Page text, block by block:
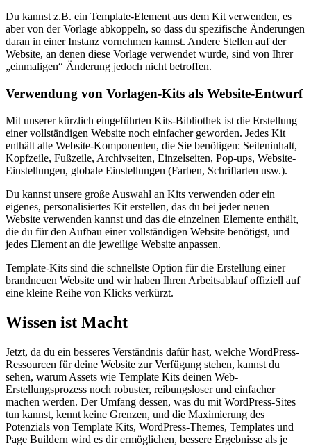
Du kannst z.B. ein Template-Element aus dem Kit verwenden, es
aber von der Vorlage abkoppeln, so dass du spezifische Änderungen
daran in einer Instanz vornehmen kannst. Andere Stellen auf der
Website, an denen diese Vorlage verwendet wurde, sind von Ihrer
„einmaligen“ Änderung jedoch nicht betroffen.
Verwendung von Vorlagen-Kits als Website-Entwurf
Mit unserer kürzlich eingeführten Kits-Bibliothek ist die Erstellung
einer vollständigen Website noch einfacher geworden. Jedes Kit
enthält alle Website-Komponenten, die Sie benötigen: Seiteninhalt,
Kopfzeile, Fußzeile, Archivseiten, Einzelseiten, Pop-ups, Website-
Einstellungen, globale Einstellungen (Farben, Schriftarten usw.).
Du kannst unsere große Auswahl an Kits verwenden oder ein
eigenes, personalisiertes Kit erstellen, das du bei jeder neuen
Website verwenden kannst und das die einzelnen Elemente enthält,
die du für den Aufbau einer vollständigen Website benötigst, und
jedes Element an die jeweilige Website anpassen.
Template-Kits sind die schnellste Option für die Erstellung einer
brandneuen Website und wir haben Ihren Arbeitsablauf offiziell auf
eine kleine Reihe von Klicks verkürzt.
Wissen ist Macht
Jetzt, da du ein besseres Verständnis dafür hast, welche WordPress-
Ressourcen für deine Website zur Verfügung stehen, kannst du
sehen, warum Assets wie Template Kits deinen Web-
Erstellungsprozess noch robuster, reibungsloser und einfacher
machen werden. Der Umfang dessen, was du mit WordPress-Sites
tun kannst, kennt keine Grenzen, und die Maximierung des
Potenzials von Template Kits, WordPress-Themes, Templates und
Page Buildern wird es dir ermöglichen, bessere Ergebnisse als je